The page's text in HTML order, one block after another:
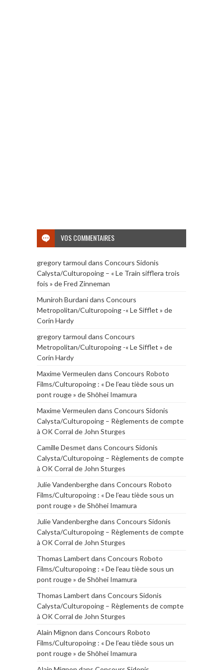
VOS COMMENTAIRES
gregory tarmoul dans Concours Sidonis
Calysta/Culturopoing – « Le Train sifflera trois
fois » de Fred Zinneman
Muniroh Burdanidans Concours
Metropolitan/Culturopoing -« Le Sifflet » de
Corin Hardy
gregory tarmoul dans Concours
Metropolitan/Culturopoing -« Le Sifflet » de
Corin Hardy
Maxime Vermeulen dans Concours Roboto
Films/Culturopoing : « De l’eau tiède sous un
pont rouge » de Shōhei Imamura
Maxime Vermeulen dans Concours Sidonis
Calysta/Culturopoing – Règlements de compte
à OK Corral de John Sturges
Camille Desmet dans Concours Sidonis
Calysta/Culturopoing – Règlements de compte
à OK Corral de John Sturges
Julie Vandenberghedans Concours Roboto
Films/Culturopoing : « De l’eau tiède sous un
pont rouge » de Shōhei Imamura
Julie Vandenberghedans Concours Sidonis
Calysta/Culturopoing – Règlements de compte
à OK Corral de John Sturges
Thomas Lambert dans Concours Roboto
Films/Culturopoing : « De l’eau tiède sous un
pont rouge » de Shōhei Imamura
Thomas Lambert dans Concours Sidonis
Calysta/Culturopoing – Règlements de compte
à OK Corral de John Sturges
Alain Mignon dans Concours Roboto
Films/Culturopoing : « De l’eau tiède sous un
pont rouge » de Shōhei Imamura